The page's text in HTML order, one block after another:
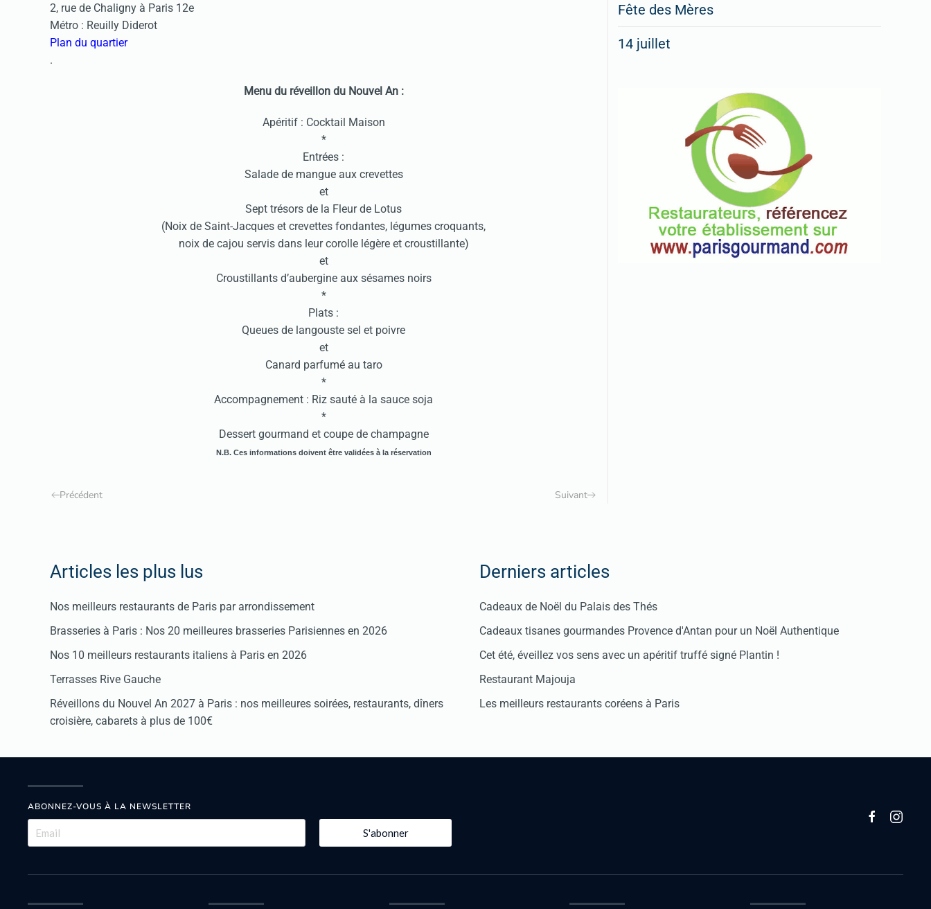
2, rue de Chaligny à Paris 12e
Métro : Reuilly Diderot
Plan du quartier
.
Menu du réveillon du Nouvel An :
Apéritif : Cocktail Maison
*
Entrées :
Salade de mangue aux crevettes
et
Sept trésors de la Fleur de Lotus
(Noix de Saint-Jacques et crevettes fondantes, légumes croquants,
noix de cajou servis dans leur corolle légère et croustillante)
et
Croustillants d’aubergine aux sésames noirs
*
Plats :
Queues de langouste sel et poivre
et
Canard parfumé au taro
*
Accompagnement : Riz sauté à la sauce soja
*
Dessert gourmand et coupe de champagne
N.B. Ces informations doivent être validées à la réservation
Précédent Suivant
Fête des Mères
14 juillet
Articles les plus lus
Nos meilleurs restaurants de Paris par arrondissement
Brasseries à Paris : Nos 20 meilleures brasseries Parisiennes en 2026
Nos 10 meilleurs restaurants italiens à Paris en 2026
Terrasses Rive Gauche
Réveillons du Nouvel An 2027 à Paris : nos meilleures soirées, restaurants, dîners
croisière, cabarets à plus de 100€
Derniers articles
Cadeaux de Noël du Palais des Thés
Cadeaux tisanes gourmandes Provence d'Antan pour un Noël Authentique
Cet été, éveillez vos sens avec un apéritif truffé signé Plantin !
Restaurant Majouja
Les meilleurs restaurants coréens à Paris
ABONNEZ-VOUS À LA NEWSLETTER
S'abonner